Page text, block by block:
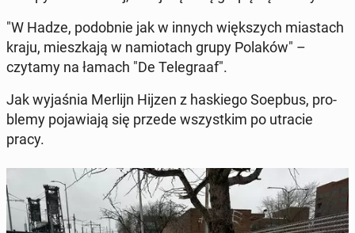
"W Hadze, po­dob­nie jak w innych więk­szych mia­stach
kraju, miesz­ka­ją w na­mio­tach grupy Polaków" –
czytamy na łamach "De Te­le­gra­af".
Jak wy­ja­śnia Merlijn Hijzen z ha­skie­go Soepbus, pro­
ble­my po­ja­wia­ją się przede wszyst­kim po utracie
pracy.